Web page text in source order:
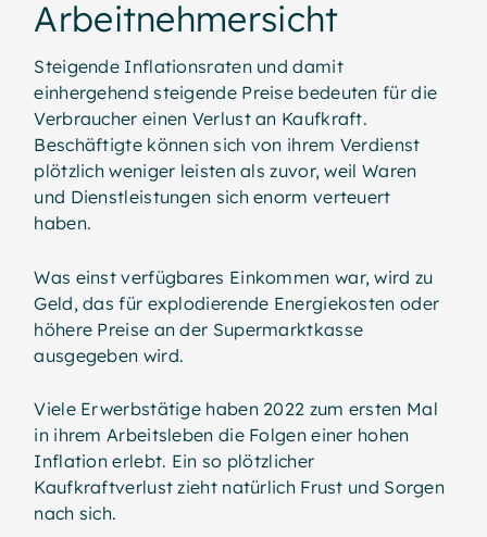
Arbeitnehmersicht
Steigende Inflationsraten und damit
einhergehend steigende Preise bedeuten für die
Verbraucher einen Verlust an Kaufkraft.
Beschäftigte können sich von ihrem Verdienst
plötzlich weniger leisten als zuvor, weil Waren
und Dienstleistungen sich enorm verteuert
haben.
Was einst verfügbares Einkommen war, wird zu
Geld, das für explodierende Energiekosten oder
höhere Preise an der Supermarktkasse
ausgegeben wird.
Viele Erwerbstätige haben 2022 zum ersten Mal
in ihrem Arbeitsleben die Folgen einer hohen
Inflation erlebt. Ein so plötzlicher
Kaufkraftverlust zieht natürlich Frust und Sorgen
nach sich.